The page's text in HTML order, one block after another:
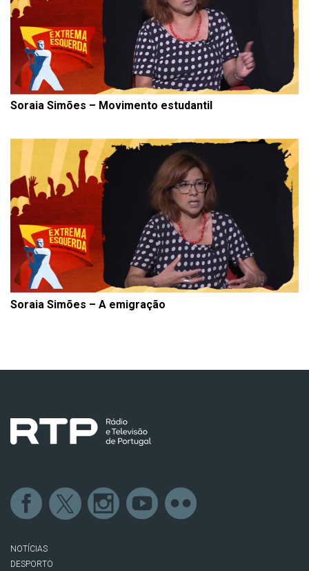
Soraia Simões – Movimento estudantil
Soraia Simões – A emigração
NOTÍCIAS
DESPORTO